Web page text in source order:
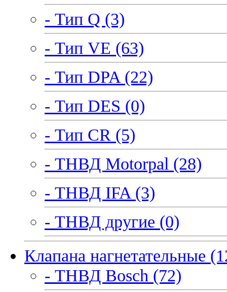
- Тип Q (3)
- Тип VE (63)
- Тип DPA (22)
- Тип DES (0)
- Тип CR (5)
- ТНВД Motorpal (28)
- ТНВД IFA (3)
- ТНВД другие (0)
Клапана нагнетательные
- ТНВД Bosch (72)